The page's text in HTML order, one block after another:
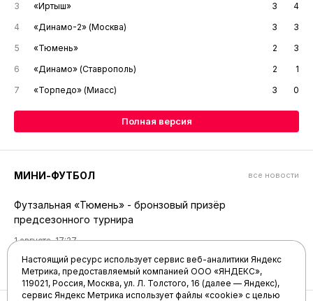
3
«Иртыш» 3
4
4
«Динамо-2» (Москва) 3
3
5
«Тюмень» 2
3
6
«Динамо» (Ставрополь) 2
1
7
«Торпедо» (Миасс) 3 0
Полная версия
МИНИ-ФУТБОЛ все новости
Футзальная «Тюмень» - бронзовый призёр
предсезонного турнира
1 августа, 17:27
#Футзальный клуб Тюмень
#Витама
#Андрей Батырев
#Сергей Гук
Настоящий ресурс использует сервис веб-аналитики Яндекс
Метрика, предоставляемый компанией ООО «ЯНДЕКС»,
119021, Россия, Москва, ул. Л. Толстого, 16 (далее — Яндекс),
сервис Яндекс Метрика использует файлы «cookie» с целью